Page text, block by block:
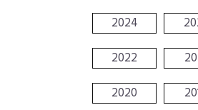
2024
2022
2020